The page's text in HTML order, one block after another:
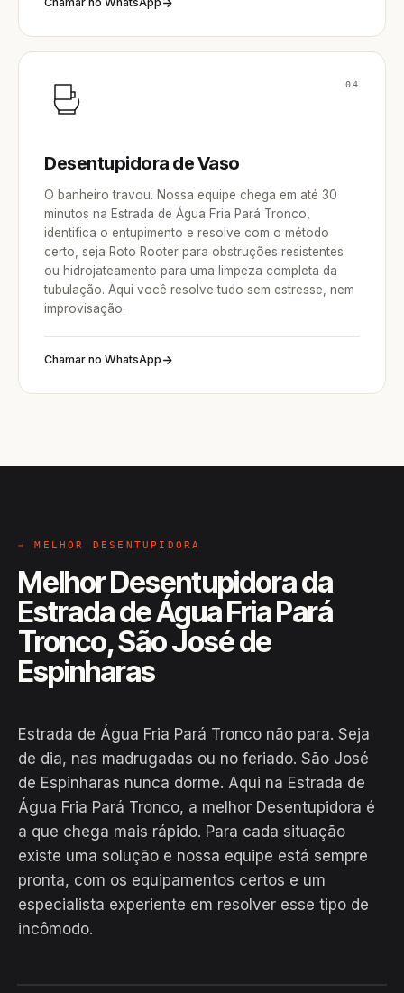
04
Desentupidora de Vaso
O banheiro travou. Nossa equipe chega em até 30
minutos na Estrada de Água Fria Pará Tronco,
identifica o entupimento e resolve com o método
certo, seja Roto Rooter para obstruções resistentes
ou hidrojateamento para uma limpeza completa da
tubulação. Aqui você resolve tudo sem estresse, nem
improvisação.
Chamar no WhatsApp
→ MELHOR DESENTUPIDORA
Melhor Desentupidora da
Estrada de Água Fria Pará
Tronco, São José de
Espinharas
Estrada de Água Fria Pará Tronco não para. Seja
de dia, nas madrugadas ou no feriado. São José
de Espinharas nunca dorme. Aqui na Estrada de
Água Fria Pará Tronco, a melhor Desentupidora é
a que chega mais rápido. Para cada situação
existe uma solução e nossa equipe está sempre
pronta, com os equipamentos certos e um
especialista experiente em resolver esse tipo de
incômodo.
Hiroshiro · Estrada de Água Fria
Pará Tronco, São José de